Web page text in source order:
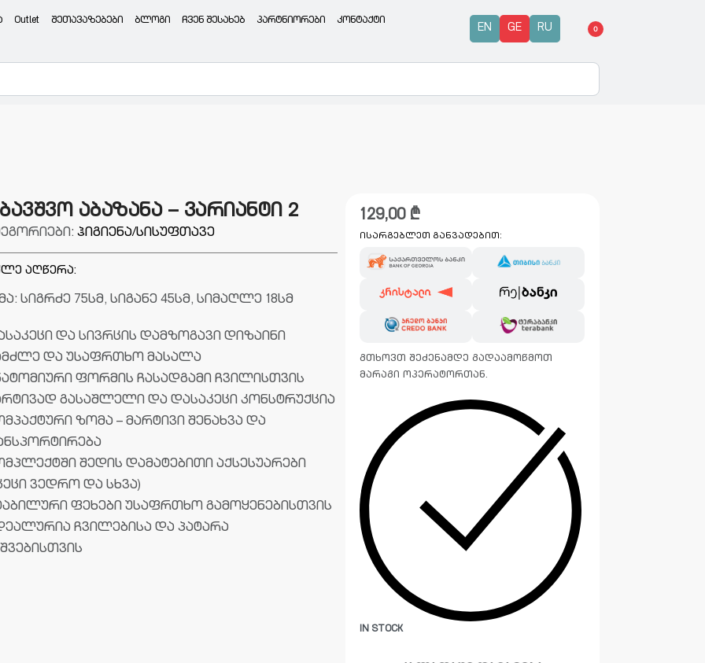
Outlet შეთავაზებები ბლოგი ჩვენ შესახებ პარტნიორები კონტაქტი
EN GE RU 0
აბაზანა – ვარიანტი 2
ჰიგიენა/სისუფთავე
აღწერა:
სიგრძე 75სმ, სიგანე 45სმ, სიმაღლე 18სმ
და სივრცის დამზოგავი დიზაინი
და უსაფრთხო მასალა
ფორმის ჩასადგამი ჩვილისთვის
გასაშლელი და დასაკეცი კონსტრუქცია
ზომა – მარტივი შენახვა და
შედის დამატებითი აქსესუარები
ვედრო და სხვა)
ფეხები უსაფრთხო გამოყენებისთვის
ჩვილებისა და პატარა
129,00 ₾
ისარგებლეთ განვადებით:
გთხოვთ შეძენამდე გადაამოწმოთ
მარაგი ოპერატორთან.
IN STOCK